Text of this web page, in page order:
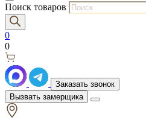
Поиск товаров
0
0
Заказать звонок
Вызвать замерщика